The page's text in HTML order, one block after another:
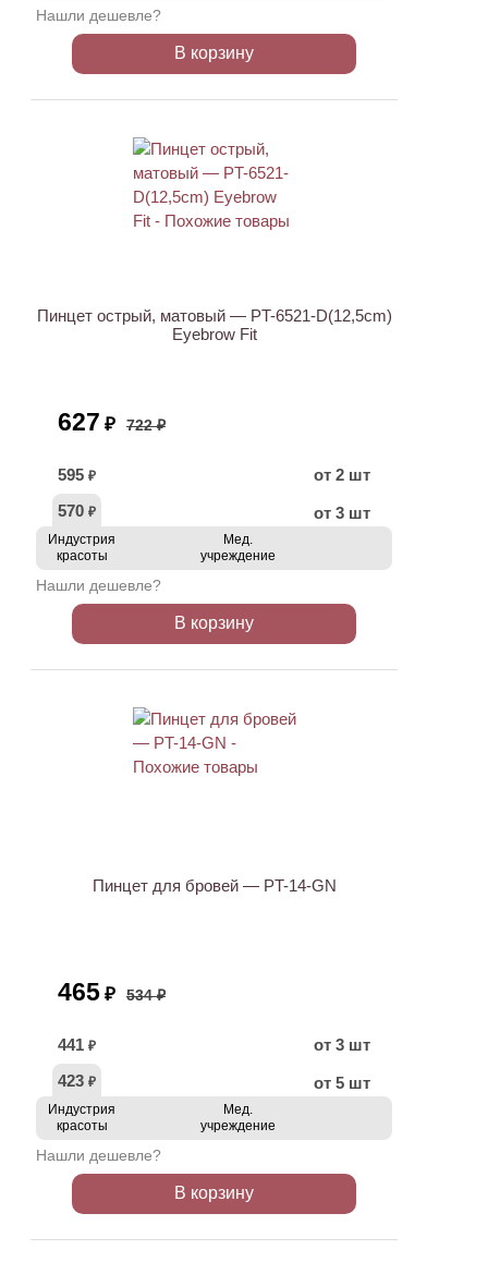
Нашли дешевле?
В корзину
Пинцет острый, матовый — PT-6521-D(12,5cm)
Eyebrow Fit
627 ₽ 722 ₽
595 ₽
от 2 шт
570 ₽ от 3 шт
Индустрия
красоты
Мед.
учреждение
Нашли дешевле?
В корзину
Пинцет для бровей — PT-14-GN
465 ₽ 534 ₽
441 ₽
от 3 шт
423 ₽ от 5 шт
Индустрия
красоты
Мед.
учреждение
Нашли дешевле?
В корзину